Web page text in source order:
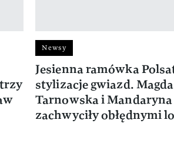
Newsy
Jesienna ramówka
stylizacje gwiazd. Magda
Tarnowska i Mandaryna
zachwyciły obłędnymi